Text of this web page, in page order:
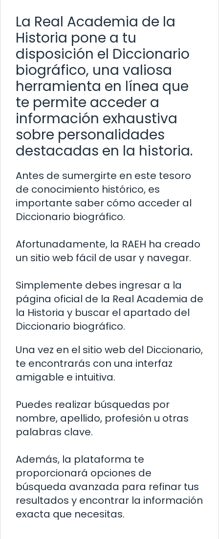
La Real Academia de la
Historia pone a tu
disposición el Diccionario
biográfico, una valiosa
herramienta en línea que
te permite acceder a
información exhaustiva
sobre personalidades
destacadas en la historia.
Antes de sumergirte en este tesoro
de conocimiento histórico, es
importante saber cómo acceder al
Diccionario biográfico.
Afortunadamente, la RAEH ha creado
un sitio web fácil de usar y navegar.
Simplemente debes ingresar a la
página oficial de la Real Academia de
la Historia y buscar el apartado del
Diccionario biográfico.
Una vez en el sitio web del Diccionario,
te encontrarás con una interfaz
amigable e intuitiva.
Puedes realizar búsquedas por
nombre, apellido, profesión u otras
palabras clave.
Además, la plataforma te
proporcionará opciones de
búsqueda avanzada para refinar tus
resultados y encontrar la información
exacta que necesitas.